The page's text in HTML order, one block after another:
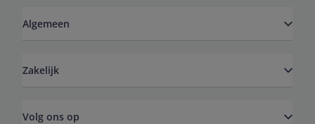
Algemeen
Zakelijk
Volg ons op